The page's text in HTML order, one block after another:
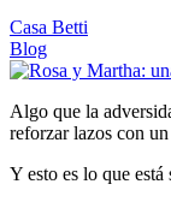
Casa Betti
Blog
Algo que la
reforzar lazos con
Y esto es lo que